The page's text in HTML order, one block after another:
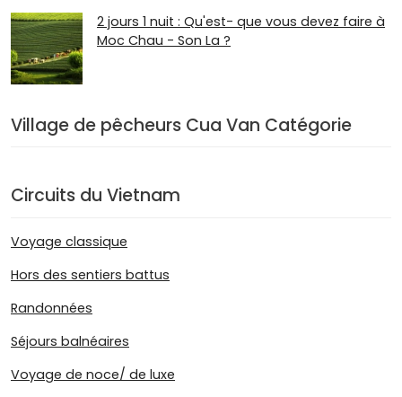
2 jours 1 nuit : Qu'est- que vous devez faire à
Moc Chau - Son La ?
Village de pêcheurs Cua Van Catégorie
Circuits du Vietnam
Voyage classique
Hors des sentiers battus
Randonnées
Séjours balnéaires
Voyage de noce/ de luxe